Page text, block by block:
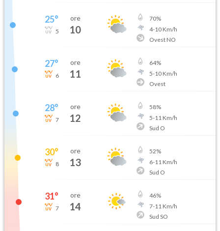
25°
5
ore
10
70%
4-10Km/h
Ovest NO
27°
6
ore
11
64%
5-10Km/h
Ovest
28°
7
ore
12
58%
5-11 Km/h
Sud O
30°
8
ore
13
52%
6-11 Km/h
Sud O
31°
7
ore
14
46%
7-11 Km/h
Sud SO